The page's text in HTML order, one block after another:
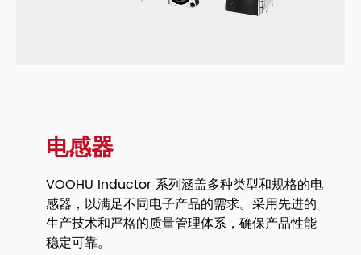
电感器
VOOHU Inductor 系列涵盖多种类型和规格的电
感器，以满足不同电子产品的需求。采用先进的
生产技术和严格的质量管理体系，确保产品性能
稳定可靠。